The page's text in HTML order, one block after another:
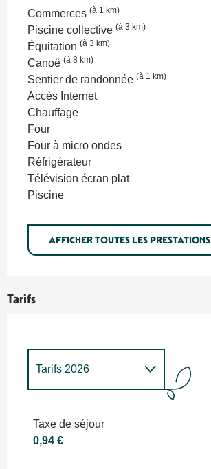
Commerces (à 1 km)
Piscine collective (à 3 km)
Équitation (à 3 km)
Canoë (à 8 km)
Sentier de randonnée (à 1 km)
Accès Internet
Chauffage
Four
Four à micro ondes
Réfrigérateur
Télévision écran plat
Piscine
AFFICHER TOUTES LES PRESTATIONS
Tarifs
Tarifs 2026
Taxe de séjour
0,94 €